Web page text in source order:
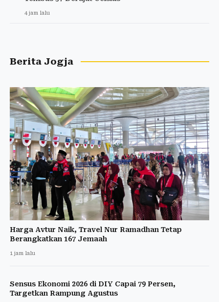
4 jam lalu
Berita Jogja
Harga Avtur Naik, Travel Nur Ramadhan Tetap
Berangkatkan 167 Jemaah
1 jam lalu
Sensus Ekonomi 2026 di DIY Capai 79 Persen,
Targetkan Rampung Agustus